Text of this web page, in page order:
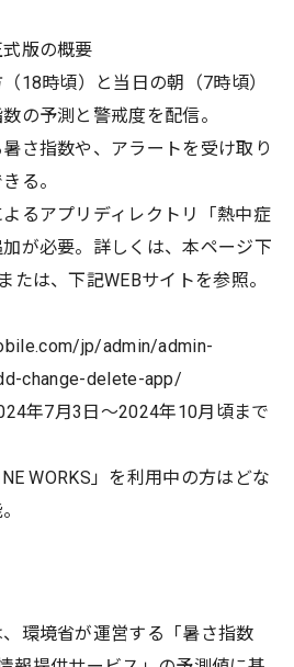
式版の概要
18時頃）と当日の朝（7時頃）
の予測と警戒度を配信。
さ指数や、アラートを受け取り
る。
るアプリディレクトリ「熱中症
が必要。詳しくは、本ページ下
たは、下記WEBサイトを参照。
jp/admin/admin-
change-delete-app/
年7月3日～2024年10月頃まで
WORKS」を利用中の方はどな
環境省が運営する「暑さ指数